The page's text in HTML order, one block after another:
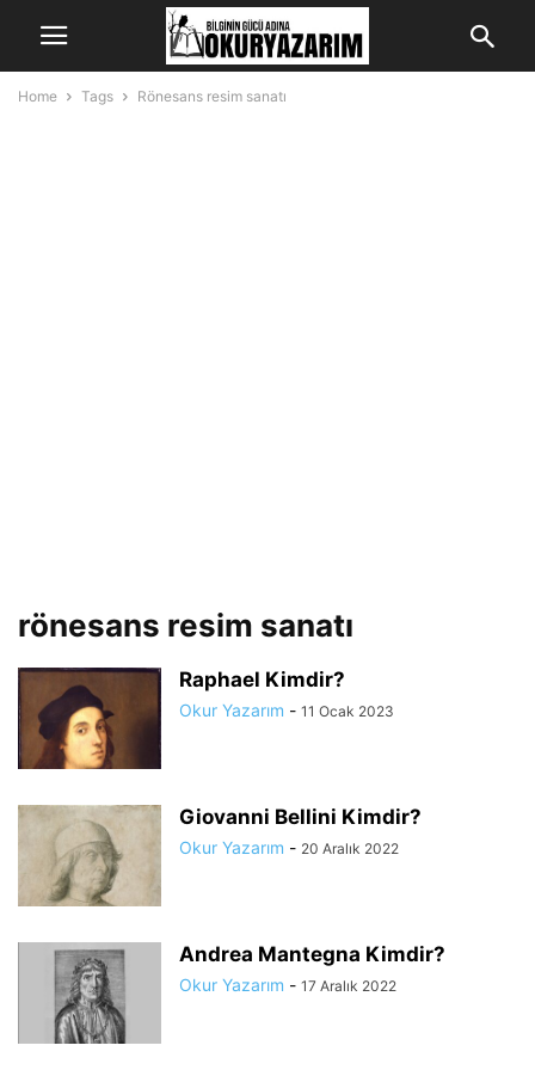
Home Tags Rönesans resim sanatı
rönesans resim sanatı
Raphael Kimdir?
Okur Yazarım - 11 Ocak 2023
Giovanni Bellini Kimdir?
Okur Yazarım - 20 Aralık 2022
Andrea Mantegna Kimdir?
Okur Yazarım - 17 Aralık 2022